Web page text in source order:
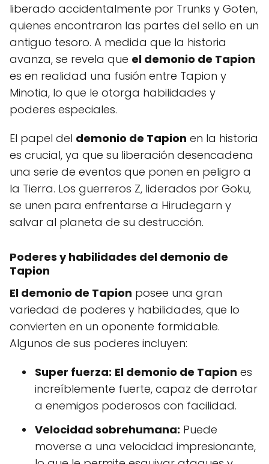
liberado accidentalmente por Trunks y Goten,
quienes encontraron las partes del sello en un
antiguo tesoro. A medida que la historia
avanza, se revela que el demonio de Tapion
es en realidad una fusión entre Tapion y
Minotia, lo que le otorga habilidades y
poderes especiales.
El papel del demonio de Tapion en la historia
es crucial, ya que su liberación desencadena
una serie de eventos que ponen en peligro a
la Tierra. Los guerreros Z, liderados por Goku,
se unen para enfrentarse a Hirudegarn y
salvar al planeta de su destrucción.
Poderes y habilidades del demonio de
Tapion
El demonio de Tapion posee una gran
variedad de poderes y habilidades, que lo
convierten en un oponente formidable.
Algunos de sus poderes incluyen:
Super fuerza: El demonio de Tapion es
increíblemente fuerte, capaz de derrotar
a enemigos poderosos con facilidad.
Velocidad sobrehumana: Puede
moverse a una velocidad impresionante,